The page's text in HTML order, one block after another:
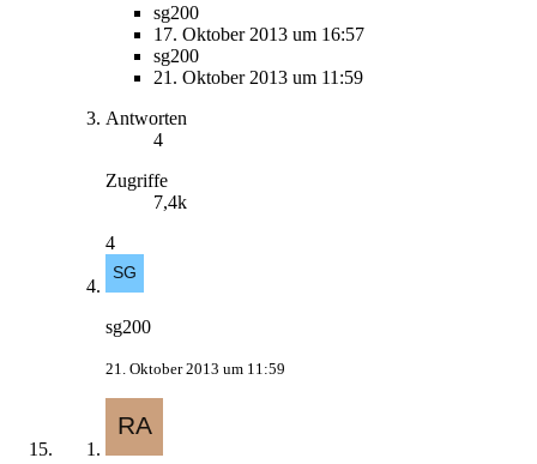
sg200
17. Oktober 2013 um 16:57
sg200
21. Oktober 2013 um 11:59
Antworten
4
Zugriffe
7,4k
4
sg200
21. Oktober 2013 um 11:59